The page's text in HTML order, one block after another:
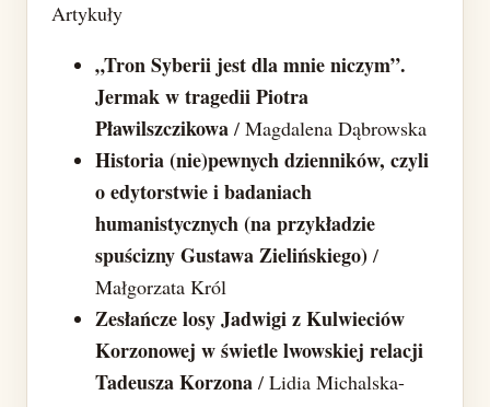
Artykuły
„Tron Syberii jest dla mnie niczym”.
Jermak w tragedii Piotra
Pławilszczikowa / Magdalena Dąbrowska
Historia (nie)pewnych dzienników, czyli
o edytorstwie i badaniach
humanistycznych (na przykładzie
spuścizny Gustawa Zielińskiego) /
Małgorzata Król
Zesłańcze losy Jadwigi z Kulwieciów
Korzonowej w świetle lwowskiej relacji
Tadeusza Korzona / Lidia Michalska-